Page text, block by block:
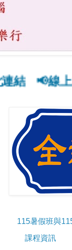
📢線上報名
115暑假班與
課程資訊